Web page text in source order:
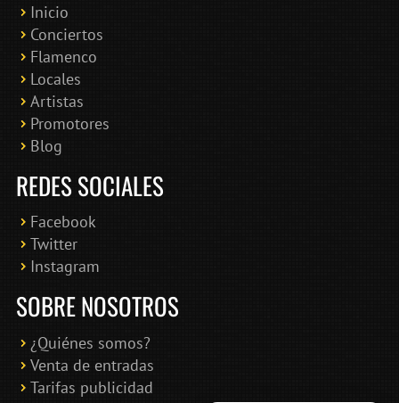
Inicio
Conciertos
Flamenco
Locales
Artistas
Promotores
Blog
REDES SOCIALES
Facebook
Twitter
Instagram
SOBRE NOSOTROS
¿Quiénes somos?
Venta de entradas
Tarifas publicidad